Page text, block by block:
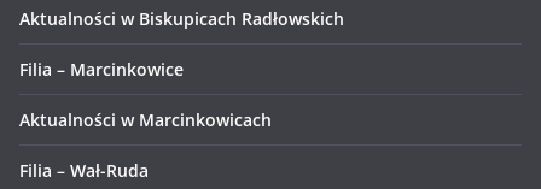
Aktualności w Biskupicach Radłowskich
Filia – Marcinkowice
Aktualności w Marcinkowicach
Filia – Wał-Ruda